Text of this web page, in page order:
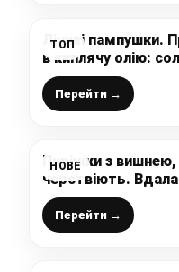
ТОП
Ліниві пампушки.
в киплячу олію:
Перейти →
НОВЕ
Пиріжки з вишнею,
черствіють.
випічки
Перейти →